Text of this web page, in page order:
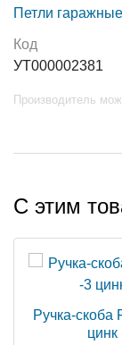
Петли гаражные
Код
УТ000002381
Производитель
С этим
Ручка-скоба
цинк